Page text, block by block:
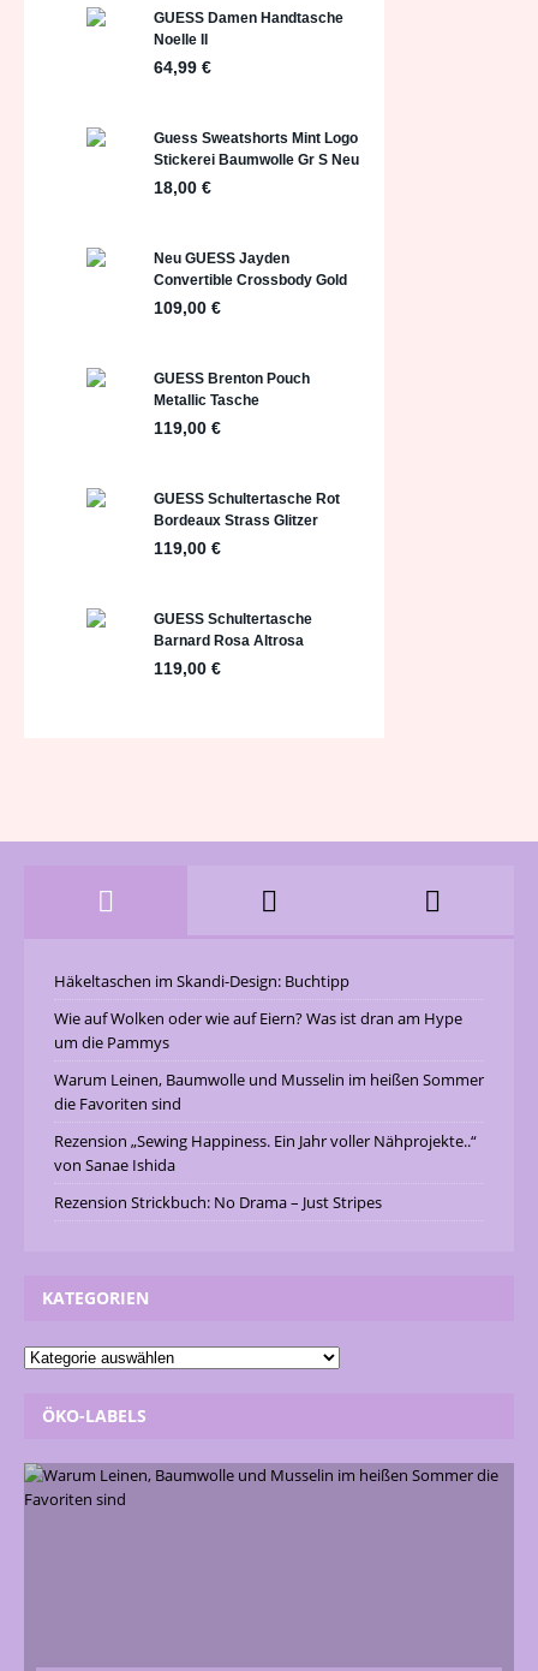
Häkeltaschen im Skandi-Design: Buchtipp
Wie auf Wolken oder wie auf Eiern? Was ist dran am Hype
um die Pammys
Warum Leinen, Baumwolle und Musselin im heißen Sommer
die Favoriten sind
Rezension „Sewing Happiness. Ein Jahr voller Nähprojekte..“
von Sanae Ishida
Rezension Strickbuch: No Drama – Just Stripes
KATEGORIEN
ÖKO-LABELS